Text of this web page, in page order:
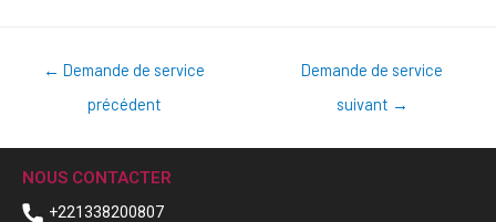
← Demande de service
précédent
Demande de service
suivant →
NOUS CONTACTER
+221338200807